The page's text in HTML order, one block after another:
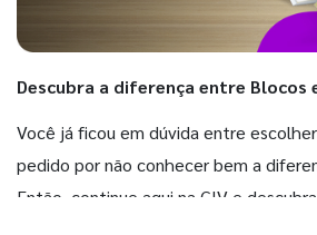
Descubra a diferença entre Blocos
Você já ficou em dúvida entre
pedido por não conhecer bem a
Então, continue aqui na GIV e